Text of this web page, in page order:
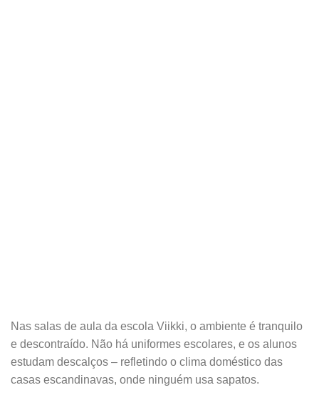
Nas salas de aula da escola Viikki, o ambiente é tranquilo
e descontraído. Não há uniformes escolares, e os alunos
estudam descalços – refletindo o clima doméstico das
casas escandinavas, onde ninguém usa sapatos.